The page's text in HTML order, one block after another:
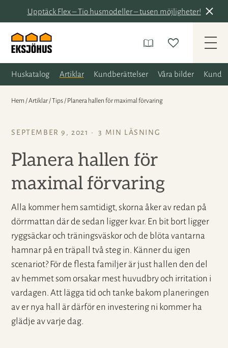
Upptäck Flex – Tio husmodeller – tusen möjligheter!
Huskatalog Artiklar Kundberättelser Våra bilder
Hem /Artiklar /Tips / Planera hallen för maximal förvaring
SEPTEMBER 9, 2021 3 MIN LÄSNING
Planera hallen för
maximal förvaring
Alla kommer hem samtidigt, skorna åker av redan på
dörrmattan där de sedan ligger kvar. En bit bort ligger
ryggsäckar och träningsväskor och de blöta vantarna
hamnar på en träpall två steg in. Känner du igen
scenariot? För de flesta familjer är just hallen den del
av hemmet som orsakar mest huvudbry och irritation i
vardagen. Att lägga tid och tanke bakom planeringen
av er nya hall är därför en investering ni kommer ha
glädje av varje dag.